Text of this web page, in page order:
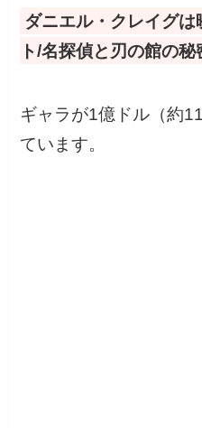
ダニエル・クレイグ
ト/名探偵と刃の館の秘
ギャラが1億ドル（約
ています。